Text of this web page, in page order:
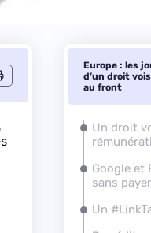
Europe : les
d’un droit
au front
Un droit
Google et
sans
Un